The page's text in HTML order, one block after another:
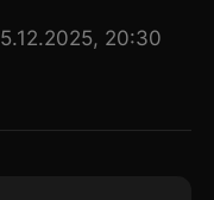
20:30